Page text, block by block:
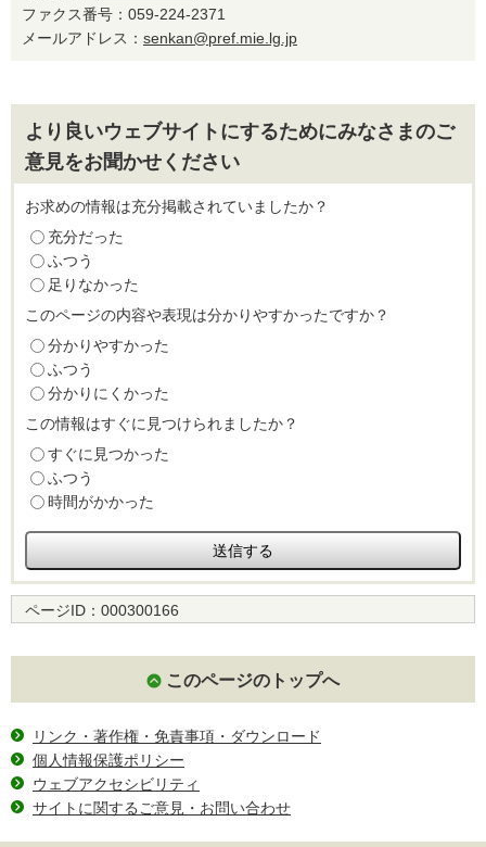
ファクス番号：059-224-2371
メールアドレス： senkan@pref.mie.lg.jp
より良いウェブサイトにするためにみなさまのご
意見をお聞かせください
お求めの情報は充分掲載されていましたか？
充分だった
ふつう
足りなかった
このページの内容や表現は分かりやすかったですか？
分かりやすかった
ふつう
分かりにくかった
この情報はすぐに見つけられましたか？
すぐに見つかった
ふつう
時間がかかった
ページID： 000300166
このページのトップへ
リンク・著作権・免責事項・ダウンロード
個人情報保護ポリシー
ウェブアクセシビリティ
サイトに関するご意見・お問い合わせ